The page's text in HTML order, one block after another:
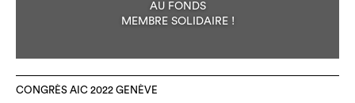
AU FONDS
MEMBRE SOLIDAIRE !
CONGRÈS AIC 2022 GENÈVE